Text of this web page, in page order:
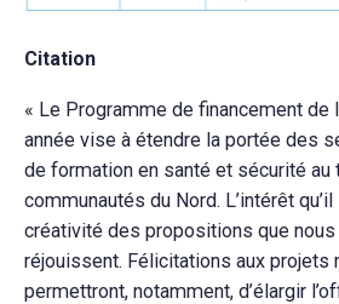
Citation
« Le Programme de financement de
année vise à étendre la portée des
de formation en santé et sécurité au
communautés du Nord. L’intérêt
créativité des propositions que
réjouissent. Félicitations aux projets
permettront, notamment, d’élargir